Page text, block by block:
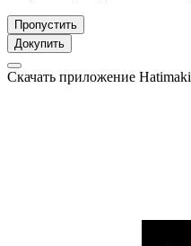
Пропустить
Докупить
Скачать приложение Hatimaki